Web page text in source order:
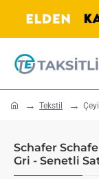
home Tekstil
Schafer
Gri - Senetli